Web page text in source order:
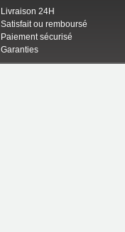
Livraison 24H
Satisfait ou remboursé
Paiement sécurisé
Garanties